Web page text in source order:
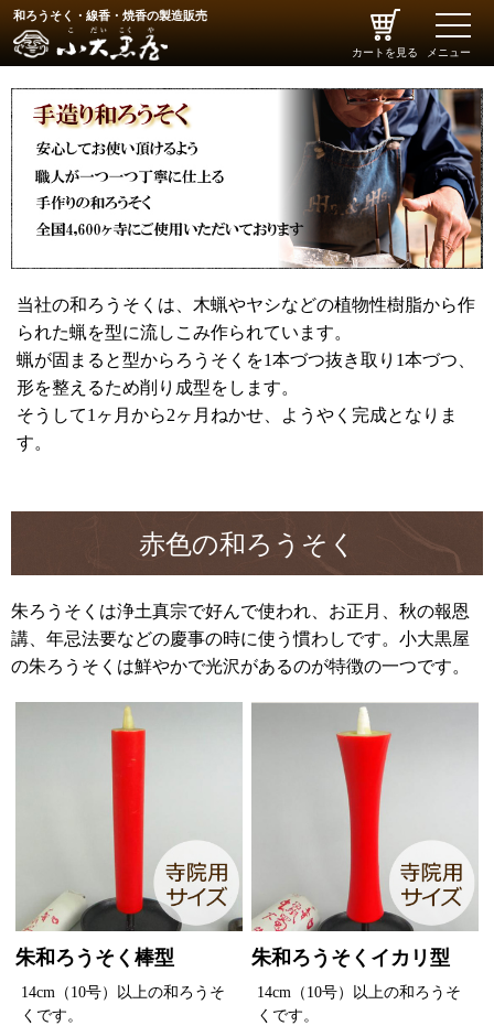
和ろうそく・線香・焼香の製造販売
カートを見る
toggle
メニュー
当社の和ろうそくは、木蝋やヤシなどの植物性樹脂から作
られた蝋を型に流しこみ作られています。
蝋が固まると型からろうそくを1本づつ抜き取り1本づつ、
形を整えるため削り成型をします。
そうして1ヶ月から2ヶ月ねかせ、ようやく完成となりま
す。
赤色の和ろうそく
朱ろうそくは浄土真宗で好んで使われ、お正月、秋の報恩
講、年忌法要などの慶事の時に使う慣わしです。小大黒屋
の朱ろうそくは鮮やかで光沢があるのが特徴の一つです。
朱和ろうそく棒型
14cm（10号）以上の和ろうそ
くです。
朱和ろうそくイカリ型
14cm（10号）以上の和ろうそ
くです。